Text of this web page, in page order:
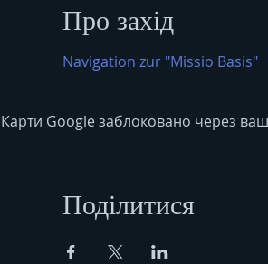
Про захід
Navigation zur "Missio Basis"
Карти Google заблоковано через
Поділитися